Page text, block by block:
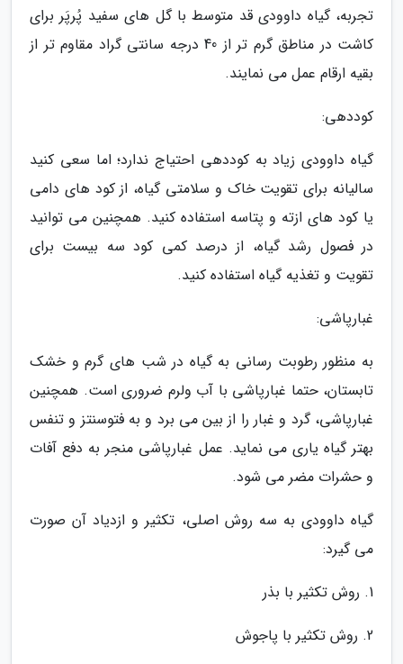
تجربه، گیاه داوودی قد متوسط با گل های سفید پُرپَر برای
کاشت در مناطق گرم تر از 40 درجه سانتی گراد مقاوم تر از
بقیه ارقام عمل می نمایند.
کوددهی:
گیاه داوودی زیاد به کوددهی احتیاج ندارد؛ اما سعی کنید
سالیانه برای تقویت خاک و سلامتی گیاه، از کود های دامی
یا کود های ازته و پتاسه استفاده کنید. همچنین می توانید
در فصول رشد گیاه، از درصد کمی کود سه بیست برای
تقویت و تغذیه گیاه استفاده کنید.
غبارپاشی:
به منظور رطوبت رسانی به گیاه در شب های گرم و خشک
تابستان، حتما غبارپاشی با آب ولرم ضروری است. همچنین
غبارپاشی، گرد و غبار را از بین می برد و به فتوسنتز و تنفس
بهتر گیاه یاری می نماید. عمل غبارپاشی منجر به دفع آفات
و حشرات مضر می شود.
گیاه داوودی به سه روش اصلی، تکثیر و ازدیاد آن صورت
می گیرد:
1. روش تکثیر با بذر
2. روش تکثیر با پاجوش